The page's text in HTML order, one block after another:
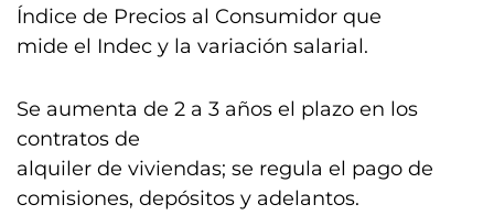
Índice de Precios al Consumidor que
mide el Indec y la variación salarial.
Se aumenta de 2 a 3 años el plazo en los
contratos de
alquiler de viviendas; se regula el pago de
comisiones, depósitos y adelantos.